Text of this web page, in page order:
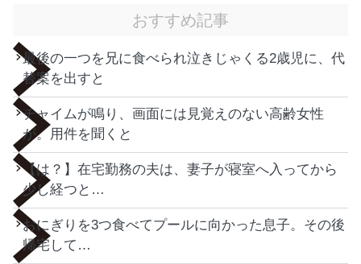
おすすめ記事
最後の一つを兄に食べられ泣きじゃくる2歳児に、代
替案を出すと
チャイムが鳴り、画面には見覚えのない高齢女性
が。用件を聞くと
【は？】在宅勤務の夫は、妻子が寝室へ入ってから
少し経つと…
おにぎりを3つ食べてプールに向かった息子。その後
帰宅して…